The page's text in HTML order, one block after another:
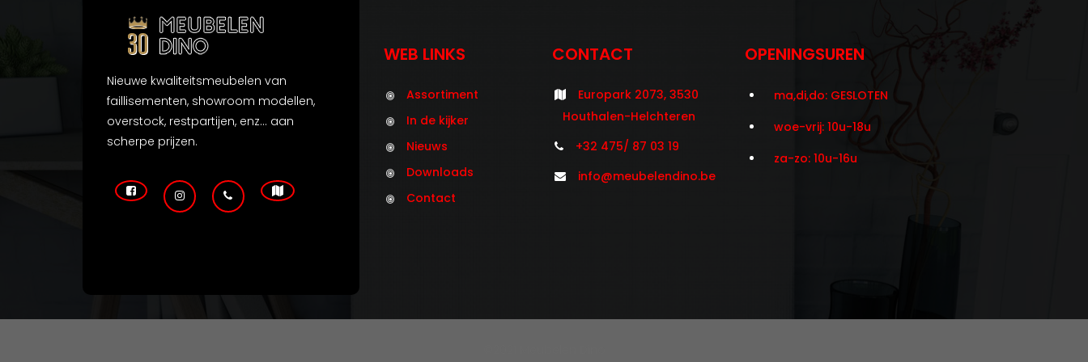
Nieuwe kwaliteitsmeubelen van
faillisementen, showroom modellen,
overstock, restpartijen, enz... aan
scherpe prijzen.
WEB LINKS
Assortiment
In de kijker
Nieuws
Downloads
Contact
CONTACT
Europark 2073, 3530
Houthalen-Helchteren
+32 475/ 87 03 19
info@meubelendino.be
OPENINGSUREN
ma,di,do: GESLOTEN
woe-vrij: 10u-18u
za-zo: 10u-16u